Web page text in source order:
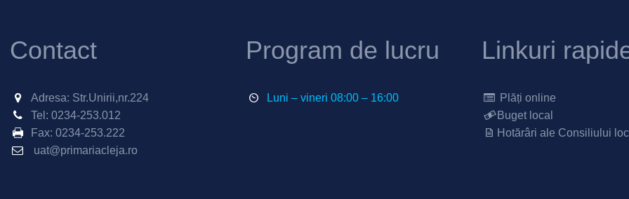
Contact
Adresa: Str.Unirii,nr.224
Tel: 0234-253.012
Fax: 0234-253.222
uat@primariacleja.ro
Program de lucru
Luni – vineri 08:00 – 16:00
Linkuri
Plăți online
Buget local
Hotărâri ale Consiliului